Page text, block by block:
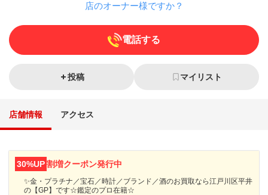
店のオーナー様ですか？
電話する
投稿 マイリスト
店舗情報 アクセス
30%UP割増クーポン発行中
✨金・プラチナ／宝石／時計／ブランド／酒のお買取なら江戸川区平井
の【GP】です☆鑑定のプロ在籍☆